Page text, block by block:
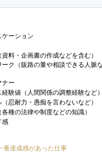
ケーション
料・企画書の作成などを含む）
ーク（販路の量や相談できる人脈
ナー
経験値（人間関係の調整経験など
（忍耐力・愚痴を言わないなど）
種の法律や制度などの知識）
感
番達成感があった仕事